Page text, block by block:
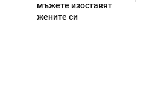
мъжете изоставят
жените си